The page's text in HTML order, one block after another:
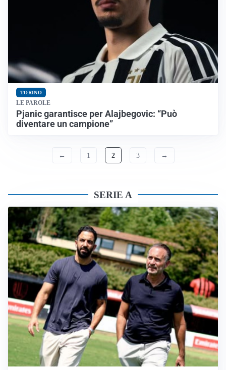
TORINO
LE PAROLE
Pjanic garantisce per Alajbegovic: “Può
diventare un campione”
← 1 2 3 →
SERIE A